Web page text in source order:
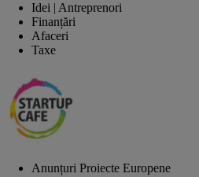
Idei | Antreprenori
Finanțări
Afaceri
Taxe
Anunțuri Proiecte Europene